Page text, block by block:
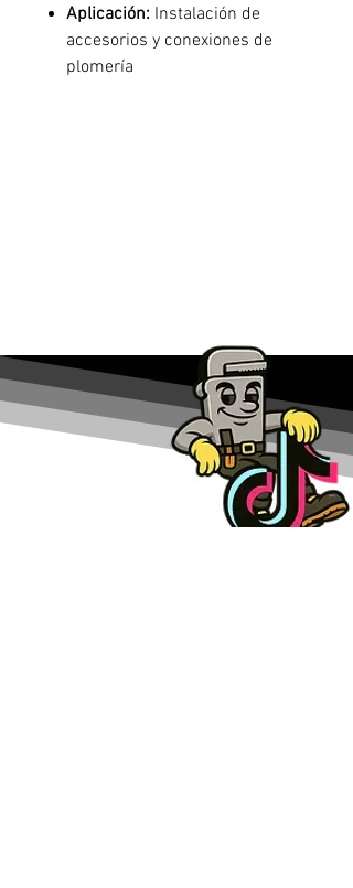
Aplicación: Instalación de
accesorios y conexiones de
plomería